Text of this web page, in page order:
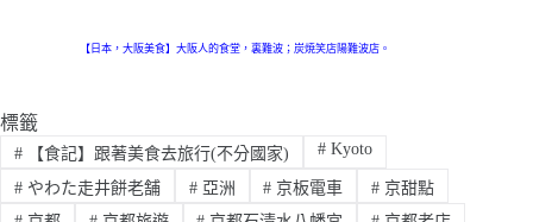
【日本，大阪美食】大阪人的食堂，裏難波；炭焼笑店陽難波店。
標籤
#【食記】跟著美食去旅行(不分國家) #Kyoto
#やわた走井餅老舗 #亞洲 # 京板電車 # 京甜點